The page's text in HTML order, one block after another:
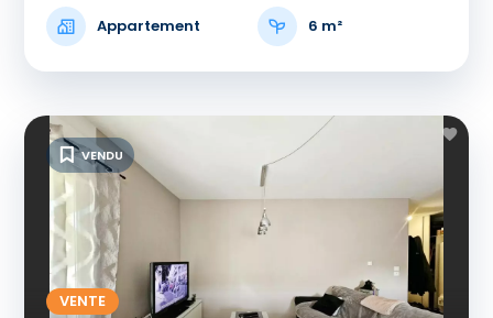
Appartement 6 m²
VENTE
VENDU